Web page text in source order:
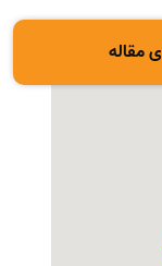
مقاله